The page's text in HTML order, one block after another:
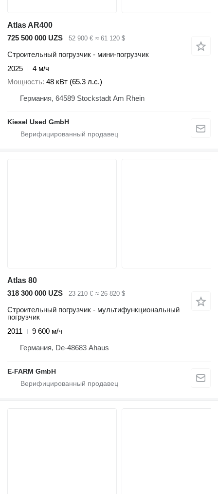
Atlas AR400
725 500 000 UZS
52 900 € ≈ 61 120 $
Строительный погрузчик - мини-погрузчик
2025
4 м/ч
Мощность 48 кВт (65.3 л.с.)
Германия, 64589 Stockstadt Am Rhein
Kiesel Used GmbH
Atlas 80
318 300 000 UZS
23 210 € ≈ 26 820 $
Строительный погрузчик - мультифункциональный
погрузчик
2011
9 600 м/ч
Германия, De-48683 Ahaus
E-FARM GmbH